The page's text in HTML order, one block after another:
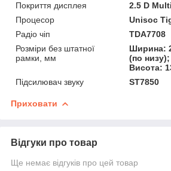
Покриття дисплея
2.5 D
Процесор
Unisoc
Радіо чіп
TDA7708
Розміри без штатної
рамки, мм
Ширина:
(по
Висота:
Підсилювач звуку
ST7850
Приховати
Відгуки про товар
Ще немає відгуків про цей товар